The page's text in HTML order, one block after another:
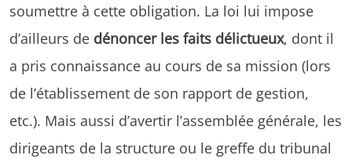
soumettre à cette obligation. La loi lui impose
d’ailleurs de dénoncer les faits délictueux, dont il
a pris connaissance au cours de sa mission (lors
de l’établissement de son rapport de gestion,
etc.). Mais aussi d’avertir l’assemblée générale, les
dirigeants de la structure ou le greffe du tribunal